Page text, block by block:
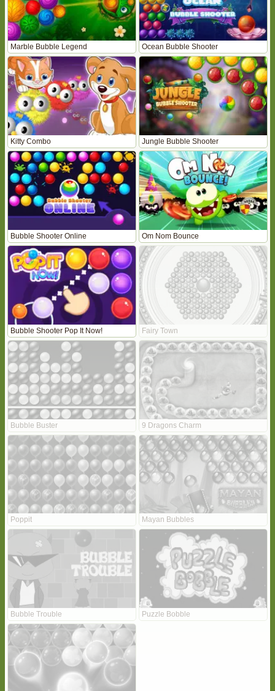
Marble Bubble Legend Ocean Bubble Shooter
Kitty Combo Jungle Bubble Shooter
Bubble Shooter Online Om Nom Bounce
Bubble Shooter Pop It Now! Fairy Town
Bubble Buster 9 Dragons Charm
Poppit Mayan Bubbles
Bubble Trouble Puzzle Bobble